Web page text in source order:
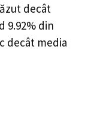
decât
9.92% din
decât media